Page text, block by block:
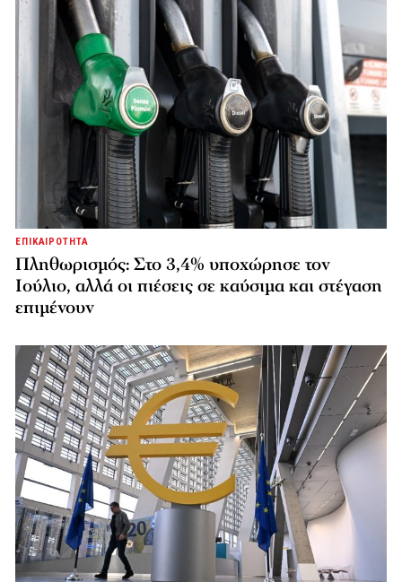
ΕΠΙΚΑΙΡΟΤΗΤΑ
Πληθωρισμός: Στο 3,4% υποχώρησε τον
Ιούλιο, αλλά οι πιέσεις σε καύσιμα και στέγαση
επιμένουν